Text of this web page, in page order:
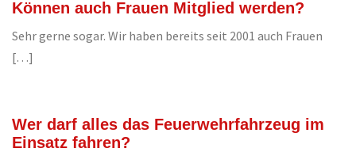
Können auch Frauen Mitglied werden?
Sehr gerne sogar. Wir haben bereits seit 2001 auch Frauen
[…]
Wer darf alles das Feuerwehrfahrzeug im
Einsatz fahren?